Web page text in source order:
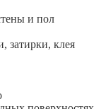
и пол
затирки, клея